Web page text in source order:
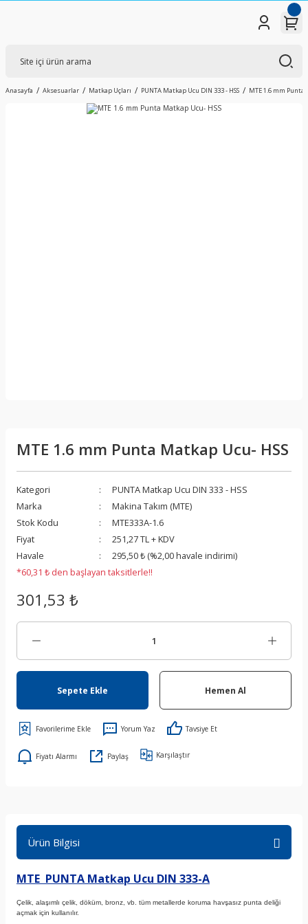
Anasayfa Aksesuarlar Matkap Uçları PUNTA Matkap Ucu DIN 333 - HSS MTE 1.6 mm Punta
MTE 1.6 mm Punta Matkap Ucu- HSS
Kategori
PUNTA Matkap Ucu DIN 333 - HSS
Marka
Makina Takım (MTE)
Stok Kodu
MTE333A-1.6
Fiyat
251,27 TL + KDV
Havale
295,50 ₺ (%2,00 havale indirimi)
*60,31 ₺ den başlayan taksitlerle!!
301,53 ₺
Sepete Ekle Hemen Al
Yorum Yaz Tavsiye Et
Fiyatı Alarmı Paylaş Karşılaştır
Ürün Bilgisi
MTE PUNTA Matkap Ucu DIN 333-A
Çelik, alaşımlı çelik, döküm, bronz, vb. tüm metallerde koruma havşasız punta deliği
açmak için kullanılır.